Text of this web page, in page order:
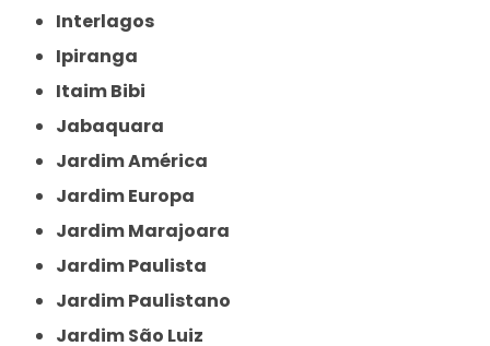
Interlagos
Ipiranga
Itaim Bibi
Jabaquara
Jardim América
Jardim Europa
Jardim Marajoara
Jardim Paulista
Jardim Paulistano
Jardim São Luiz